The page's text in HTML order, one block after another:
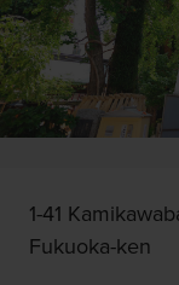
1-41
Fukuoka-ken